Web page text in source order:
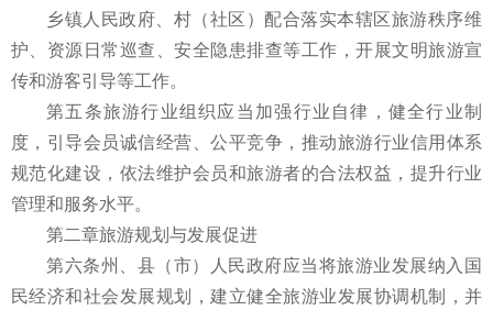
乡镇人民政府、村（社区）配合落实本辖区旅游秩序维
护、资源日常巡查、安全隐患排查等工作，开展文明旅游宣
传和游客引导等工作。
第五条旅游行业组织应当加强行业自律，健全行业制
度，引导会员诚信经营、公平竞争，推动旅游行业信用体系
规范化建设，依法维护会员和旅游者的合法权益，提升行业
管理和服务水平。
第二章旅游规划与发展促进
第六条州、县（市）人民政府应当将旅游业发展纳入国
民经济和社会发展规划，建立健全旅游业发展协调机制，并